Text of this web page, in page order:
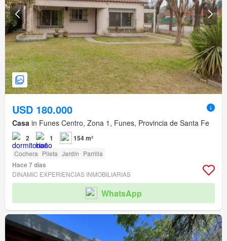
USD 180.000
Casa in Funes Centro, Zona 1, Funes, Provincia de Santa Fe
2 1 154 m²
Cochera Pileta Jardín Parrilla
Hace 7 días
DINAMIC EXPERIENCIAS INMOBILIARIAS
WhatsApp